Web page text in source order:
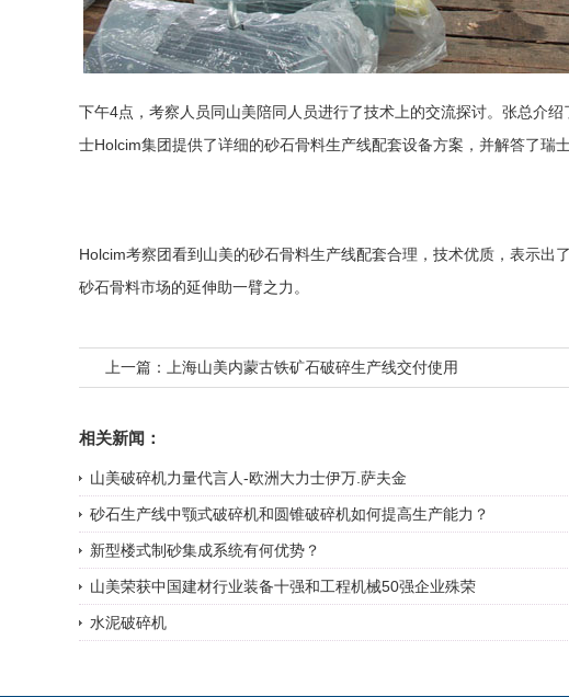
下午4点，考察人员同山美陪同人员进行了技术上的交流探讨。张总介
士Holcim集团提供了详细的砂石骨料生产线配套设备方案，并解答了瑞
Holcim考察团看到山美的砂石骨料生产线配套合理，技术优质，表示
砂石骨料市场的延伸助一臂之力。
上一篇： 上海山美内蒙古铁矿石破碎生产线交付使用
相关新闻：
山美破碎机力量代言人-欧洲大力士伊万.萨夫金
砂石生产线中颚式破碎机和圆锥破碎机如何提高生产能力？
新型楼式制砂集成系统有何优势？
山美荣获中国建材行业装备十强和工程机械50强企业殊荣
水泥破碎机